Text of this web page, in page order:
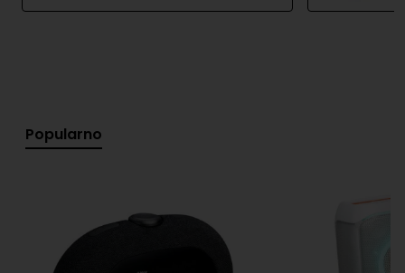
Uključeni dodaci:
Dimenzije (Š × V × D):
mm; Subwoofer: 241 × 378 × 286 mm
Popularno